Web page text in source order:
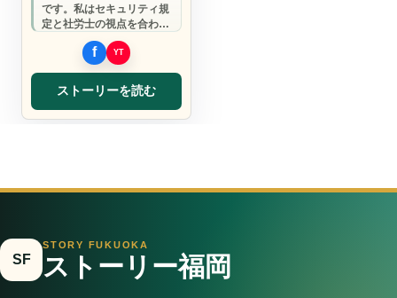
です。私はセキュリティ規
定と社労士の視点を合わ
せ、全国で御社の「安心で
きる環境」を一緒に…
ストーリーを読む
SF
STORY FUKUOKA
ストーリー福岡